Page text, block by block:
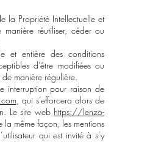
la Propriété Intellectuelle et
réutiliser, céder ou
et entière des conditions
d’être modifiées ou
manière régulière.
interruption pour raison de
, qui s’efforcera alors de
Le site web https://lenzo-
même façon, les mentions
qui est invité à s’y